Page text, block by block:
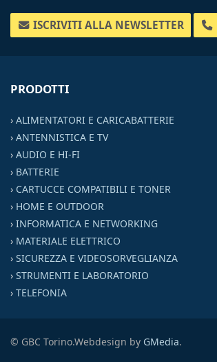
ISCRIVITI ALLA NEWSLETTER
PRODOTTI
› ALIMENTATORI E CARICABATTERIE
› ANTENNISTICA E TV
› AUDIO E HI-FI
› BATTERIE
› CARTUCCE COMPATIBILI E TONER
› HOME E OUTDOOR
› INFORMATICA E NETWORKING
› MATERIALE ELETTRICO
› SICUREZZA E VIDEOSORVEGLIANZA
› STRUMENTI E LABORATORIO
› TELEFONIA
© GBC Torino.Webdesign by GMedia.